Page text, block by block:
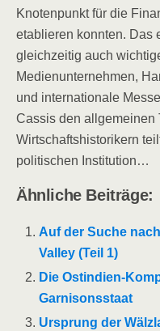
Knotenpunkt für die
etablieren konnten. Das
gleichzeitig auch
Medienunternehmen,
und internationale
Cassis den allgemeinen
Wirtschaftshistorikern
politischen Institution…
Ähnliche Beiträge:
Auf der Suche
Valley (Teil 1)
Die Ostindien-
Garnisonsstaat
Ursprung der